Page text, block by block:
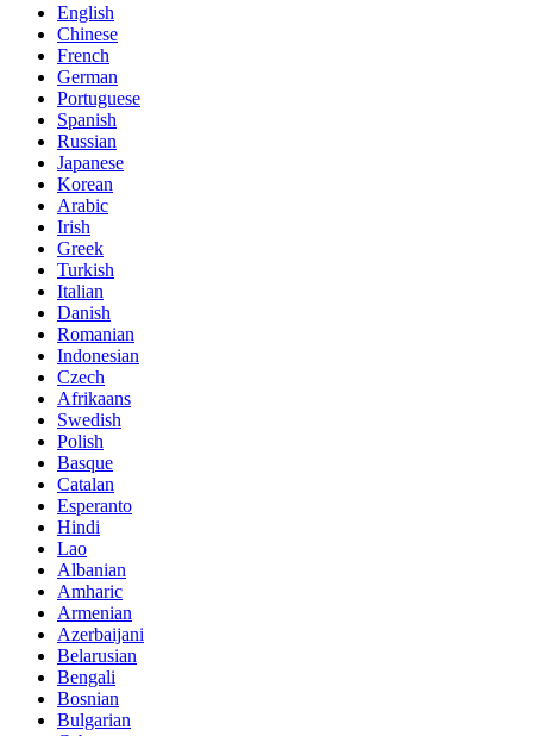
English
Chinese
French
German
Portuguese
Spanish
Russian
Japanese
Korean
Arabic
Irish
Greek
Turkish
Italian
Danish
Romanian
Indonesian
Czech
Afrikaans
Swedish
Polish
Basque
Catalan
Esperanto
Hindi
Lao
Albanian
Amharic
Armenian
Azerbaijani
Belarusian
Bengali
Bosnian
Bulgarian